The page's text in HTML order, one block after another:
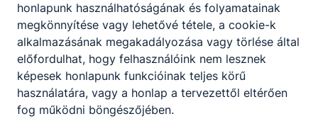
Partnereink
honlapunk használhatóságának és folyamatainak
megkönnyítése vagy lehetővé tétele, a cookie-k
alkalmazásának megakadályozása vagy törlése által
előfordulhat, hogy felhasználóink nem lesznek
képesek honlapunk funkcióinak teljes körű
használatára, vagy a honlap a tervezettől eltérően
fog működni böngészőjében.